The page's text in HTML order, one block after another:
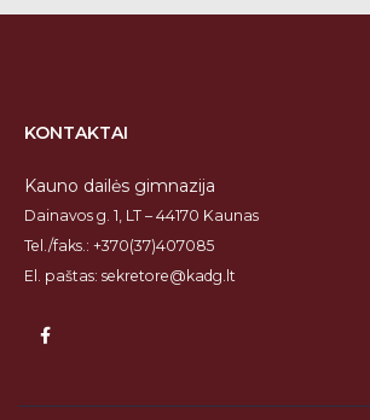
KONTAKTAI
Kauno dailės gimnazija
Dainavos g. 1, LT – 44170 Kaunas
Tel./faks.: +370(37)407085
El. paštas: sekretore@kadg.lt